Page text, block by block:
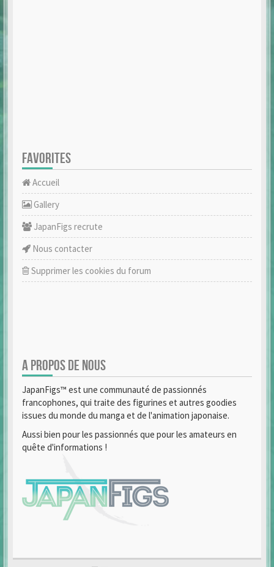
FAVORITES
Accueil
Gallery
JapanFigs recrute
Nous contacter
Supprimer les cookies du forum
A PROPOS DE NOUS
JapanFigs™ est une communauté de passionnés
francophones, qui traite des figurines et autres goodies
issues du monde du manga et de l'animation japonaise.
Aussi bien pour les passionnés que pour les amateurs en
quête d'informations !